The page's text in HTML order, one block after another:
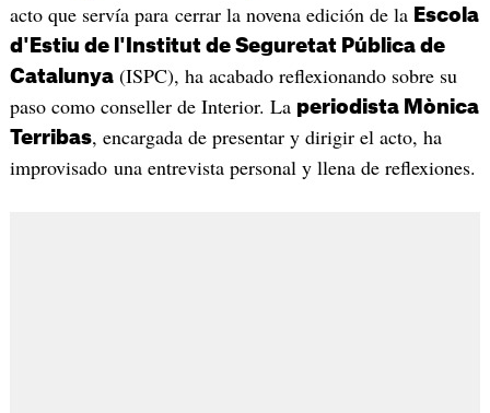
acto que servía para cerrar la novena edición de la Escola
d'Estiu de l'Institut de Seguretat Pública de
Catalunya(ISPC), ha acabado reflexionando sobre su
paso como conseller de Interior. La periodista Mònica
Terribas, encargada de presentar y dirigir el acto, ha
improvisado una entrevista personal y llena de reflexiones.